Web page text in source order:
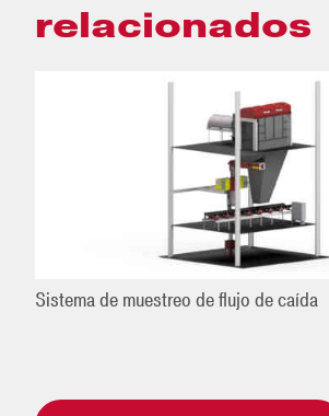
relacionados
Sistema de muestreo de flujo de caída